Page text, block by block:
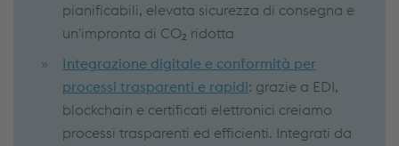
pianificabili, elevata sicurezza di consegna e
un'impronta di CO₂ ridotta
Integrazione digitale e conformità per
processi trasparenti e rapidi: grazie a EDI,
blockchain e certificati elettronici creiamo
processi trasparenti ed efficienti. Integrati da